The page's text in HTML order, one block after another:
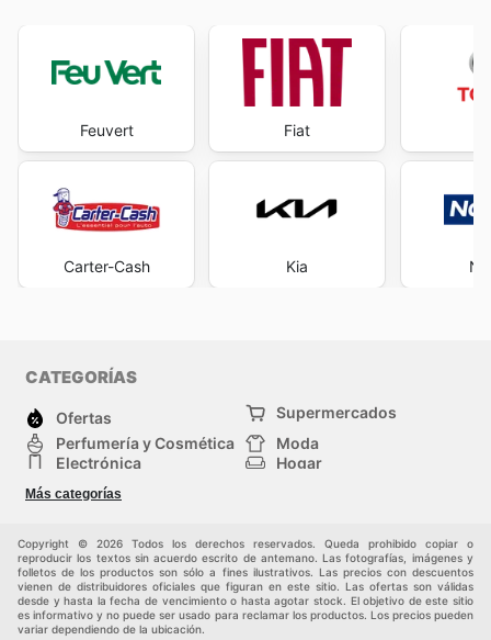
Feuvert
Carter-Cash
Fiat
Kia
CATEGORÍAS
Ofertas
Supermercados
Perfumería y Cosmética
Moda
Electrónica
Hogar
Deporte
Juguetes y bebés
Más categorías
Copyright © 2026 Todos los derechos reservados. Queda prohibido copiar o
reproducir los textos sin acuerdo escrito de antemano. Las fotografías, imágenes y
folletos de los productos son sólo a fines ilustrativos. Las precios con descuentos
vienen de distribuidores oficiales que figuran en este sitio. Las ofertas son válidas
desde y hasta la fecha de vencimiento o hasta agotar stock. El objetivo de este sitio
es informativo y no puede ser usado para reclamar los productos. Los precios pueden
variar dependiendo de la ubicación.